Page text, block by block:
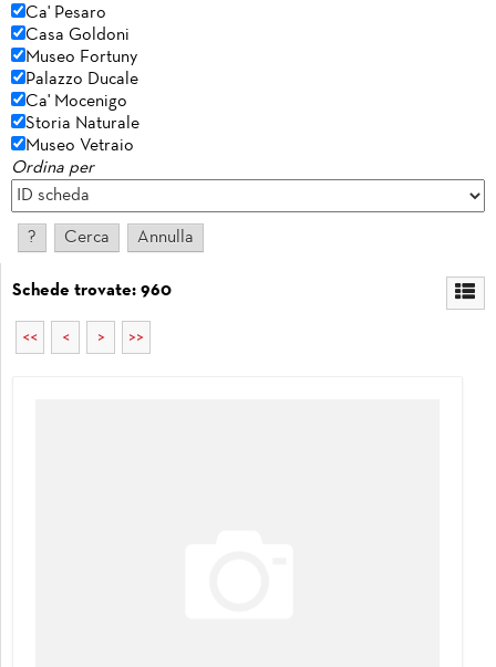
Ca' Pesaro
Casa Goldoni
Museo Fortuny
Palazzo Ducale
Ca' Mocenigo
Storia Naturale
Museo Vetraio
Ordina per
Schede trovate: 960
<< < > >>